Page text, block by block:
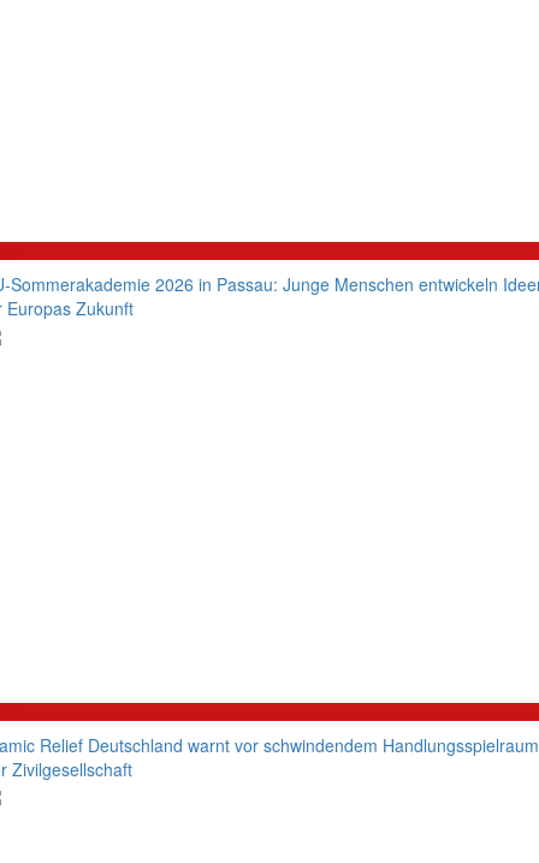
Sommerakademie 2026 in Passau: Junge Menschen entwickeln
Europas Zukunft
Relief Deutschland warnt vor schwindendem Handlungsspielraum
Zivilgesellschaft